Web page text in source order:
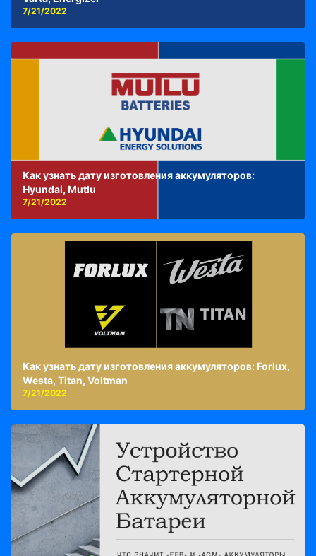
7/21/2022
Как узнать дату изготовления аккумуляторов:
Hyundai, Mutlu
7/21/2022
Как узнать дату изготовления аккумуляторов: Forlux,
Westa, Titan, Voltman
7/21/2022